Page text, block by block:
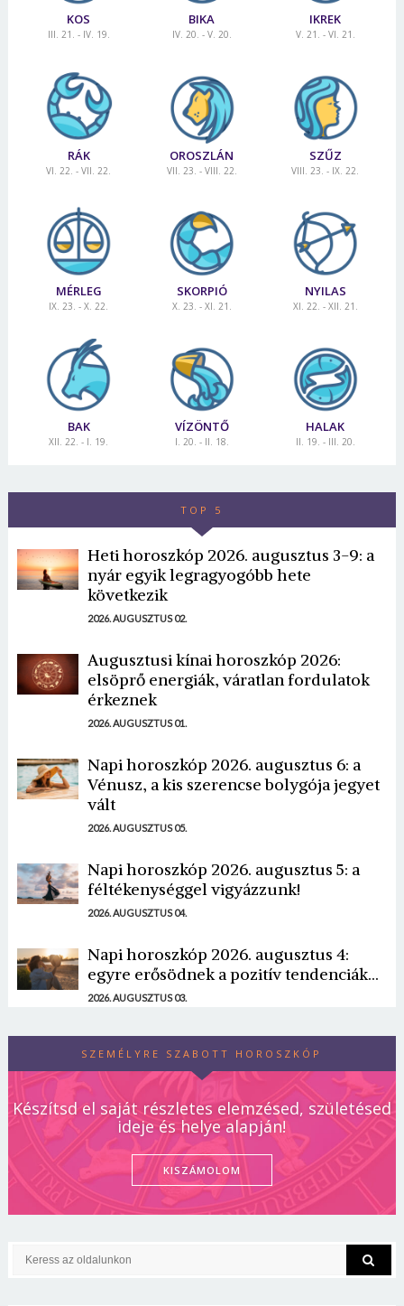
KOS
III. 21. - IV. 19.
BIKA
IV. 20. - V. 20.
IKREK
V. 21. - VI. 21.
RÁK
VI. 22. - VII. 22.
OROSZLÁN
VII. 23. - VIII. 22.
SZŰZ
VIII. 23. - IX. 22.
MÉRLEG
IX. 23. - X. 22.
SKORPIÓ
X. 23. - XI. 21.
NYILAS
XI. 22. - XII. 21.
BAK
XII. 22. - I. 19.
VÍZÖNTŐ
I. 20. - II. 18.
HALAK
II. 19. - III. 20.
TOP 5
Heti horoszkóp 2026. augusztus 3-9: a
nyár egyik legragyogóbb hete
következik
2026. AUGUSZTUS 02.
Augusztusi kínai horoszkóp 2026:
elsöprő energiák, váratlan fordulatok
érkeznek
2026. AUGUSZTUS 01.
Napi horoszkóp 2026. augusztus 6: a
Vénusz, a kis szerencse bolygója jegyet
vált
2026. AUGUSZTUS 05.
Napi horoszkóp 2026. augusztus 5: a
féltékenységgel vigyázzunk!
2026. AUGUSZTUS 04.
Napi horoszkóp 2026. augusztus 4:
egyre erősödnek a pozitív tendenciák...
2026. AUGUSZTUS 03.
SZEMÉLYRE SZABOTT HOROSZKÓP
Készítsd el saját részletes elemzésed, születésed
ideje és helye alapján!
KISZÁMOLOM